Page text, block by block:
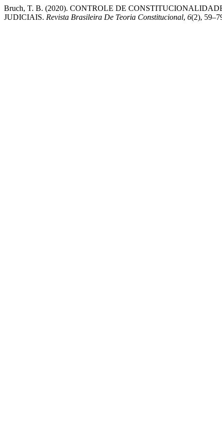
Bruch, T. B. (2020). CONTROLE DE
JUDICIAIS. Revista Brasileira De Teoria Constitucional, 6(2),